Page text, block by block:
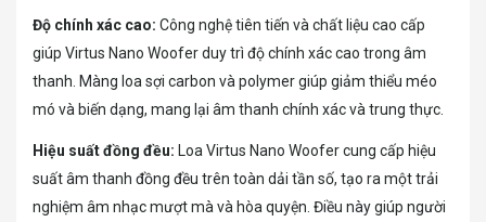
Độ chính xác cao: Công nghệ tiên tiến và chất liệu cao cấp
giúp Virtus Nano Woofer duy trì độ chính xác cao trong âm
thanh. Màng loa sợi carbon và polymer giúp giảm thiểu méo
mó và biến dạng, mang lại âm thanh chính xác và trung thực.
Hiệu suất đồng đều: Loa Virtus Nano Woofer cung cấp hiệu
suất âm thanh đồng đều trên toàn dải tần số, tạo ra một trải
nghiệm âm nhạc mượt mà và hòa quyện. Điều này giúp người